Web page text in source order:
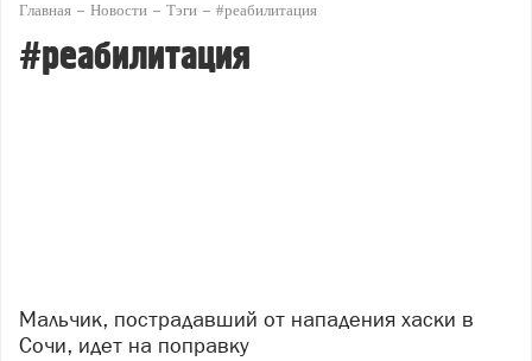
Главная Новости Тэги #реабилитация
#реабилитация
Мальчик, пострадавший от нападения хаски в
Сочи, идет на поправку